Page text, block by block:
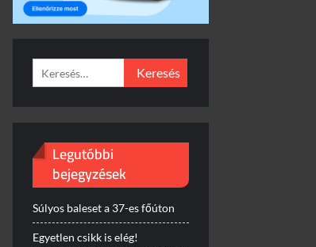
Keresés:
Legutóbbi
bejegyzések
Súlyos baleset a 37-es főúton
Egyetlen csikk is elég!